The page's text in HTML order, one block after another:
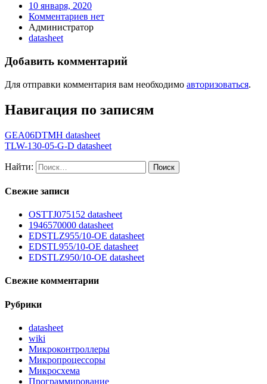
10 января, 2020
Комментариев нет
Администратор
datasheet
Добавить комментарий
Для отправки комментария вам необходимо авторизоваться.
Навигация по записям
GEA06DTMH datasheet
TLW-130-05-G-D datasheet
Найти:
Свежие записи
OSTTJ075152 datasheet
1946570000 datasheet
EDSTLZ955/10-OE datasheet
EDSTL955/10-OE datasheet
EDSTLZ950/10-OE datasheet
Свежие комментарии
Рубрики
datasheet
wiki
Микроконтроллеры
Микропроцессоры
Микросхема
Программирование